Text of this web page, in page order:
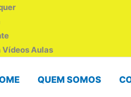
Vídeos Aulas
QUEM SOMOS